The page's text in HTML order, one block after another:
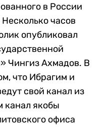
в России
часов
опубликовал
Чингиз Ахмадов. В
что Ибрагим и
свой канал из
канал якобы
офиса